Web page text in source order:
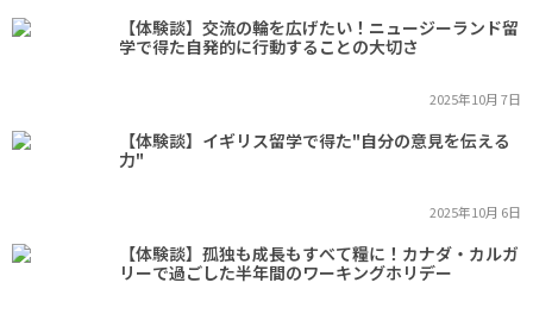
【体験談】交流の輪を広げたい！ニュージーランド留
学で得た自発的に行動することの大切さ
2025年10月 7日
【体験談】イギリス留学で得た"自分の意見を伝える
力"
2025年10月 6日
【体験談】孤独も成長もすべて糧に！カナダ・カルガ
リーで過ごした半年間のワーキングホリデー